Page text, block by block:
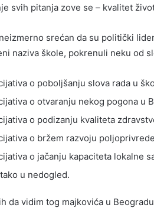
svih pitanja zove se – kvalitet
srećan da su politički
naziva škole, pokrenuli neku od
o poboljšanju slova rada u
o otvaranju nekog pogona u
o podizanju kvaliteta
o bržem razvoju
o jačanju kapaciteta lokalne
u nedogled.
da vidim tog majkovića u